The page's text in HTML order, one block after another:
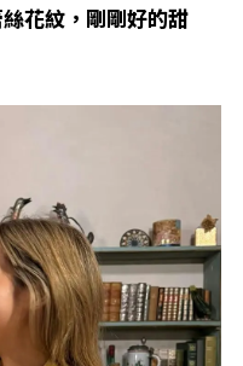
花紋，剛剛好的甜